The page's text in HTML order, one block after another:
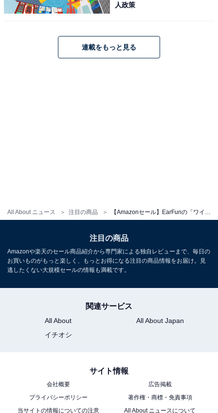
All About ニュース 注目の商品
EarFun Free 1Sワイヤレスイヤホン/ Hi-Fi 30時間再
【7mmグラフェンドライバー/ SBC対応 】USB-C急速充
声アシスト機能(ブラック)
人政策
連載をもっと見る
注目の商品
Amazonや楽天のセール商品紹介から専門家による独自レビューまで、毎日の
お買いものがもっと楽しく、もっとお得になる注目の商品情報をお届け。見
逃したくない大規模セールの情報も満載です。
関連サービス
All About
All About Japan
イチオシ
サイト情報
会社概要
広告掲載
プライバシーポリシー
著作権・商標・免責事項
当サイトの情報についての注意
All About ニュースについて